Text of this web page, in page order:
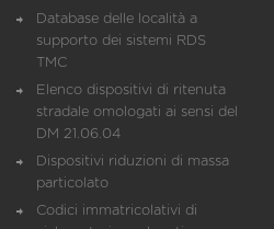
Database delle località a
supporto dei sistemi RDS
TMC
Elenco dispositivi di ritenuta
stradale omologati ai sensi del
DM 21.06.04
Dispositivi riduzioni di massa
particolato
Codici immatricolativi di